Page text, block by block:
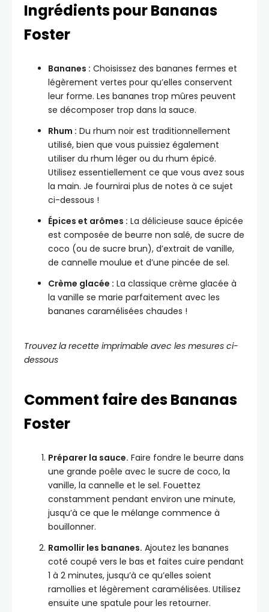
Ingrédients pour Bananas
Foster
Bananes : Choisissez des bananes fermes et
légèrement vertes pour qu’elles conservent
leur forme. Les bananes trop mûres peuvent
se décomposer trop dans la sauce.
Rhum : Du rhum noir est traditionnellement
utilisé, bien que vous puissiez également
utiliser du rhum léger ou du rhum épicé.
Utilisez essentiellement ce que vous avez sous
la main. Je fournirai plus de notes à ce sujet
ci-dessous !
Épices et arômes : La délicieuse sauce épicée
est composée de beurre non salé, de sucre de
coco (ou de sucre brun), d’extrait de vanille,
de cannelle moulue et d’une pincée de sel.
Crème glacée : La classique crème glacée à
la vanille se marie parfaitement avec les
bananes caramélisées chaudes !
Trouvez la recette imprimable avec les mesures ci-
dessous
Comment faire des Bananas
Foster
Préparer la sauce. Faire fondre le beurre dans
une grande poêle avec le sucre de coco, la
vanille, la cannelle et le sel. Fouettez
constamment pendant environ une minute,
jusqu’à ce que le mélange commence à
bouillonner.
Ramollir les bananes. Ajoutez les bananes
coté coupé vers le bas et faites cuire pendant
1 à 2 minutes, jusqu’à ce qu’elles soient
ramollies et légèrement caramélisées. Utilisez
ensuite une spatule pour les retourner.